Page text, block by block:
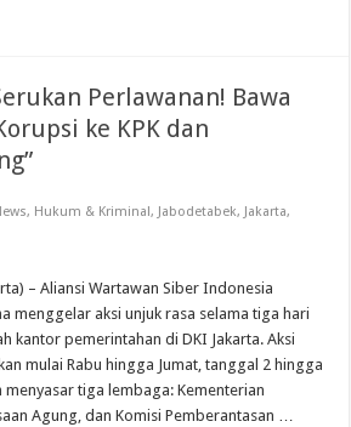
Perlawanan! Bawa
ke KPK dan
, Hukum & Kriminal, Jabodetabek, Jakarta,
– Aliansi Wartawan Siber Indonesia
menggelar aksi unjuk rasa selama tiga hari
kantor pemerintahan di DKI Jakarta. Aksi
mulai Rabu hingga Jumat, tanggal 2 hingga
tiga lembaga: Kementerian
Agung, dan Komisi Pemberantasan …